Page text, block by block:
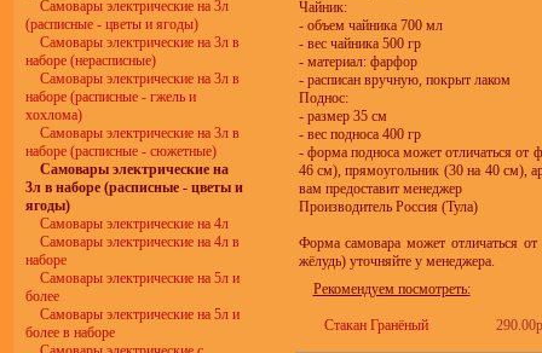
Самовары электрические на 3л
(расписные - цветы и ягоды)
Самовары электрические на 3л в
наборе (нерасписные)
Самовары электрические на 3л в
наборе (расписные - гжель и
хохлома)
Самовары электрические на 3л в
наборе (расписные - сюжетные)
Самовары электрические на
3л в наборе (расписные - цветы и
ягоды)
Самовары электрические на 4л
Самовары электрические на 4л в
наборе
Самовары электрические на 5л и
более
Самовары электрические на 5л и
более в наборе
Чайник:
- объем чайника 700 мл
- вес чайника 500 гр
- материал: фарфор
- расписан вручную, покрыт лаком
Поднос:
- размер 35 см
- вес подноса 400 гр
- форма подноса может отличаться
46 см), прямоугольник (30 на 40 см),
вам предоставит менеджер
Производитель Россия (Тула)
Форма самовара может отличаться
жёлудь) уточняйте у менеджера.
Рекомендуем посмотреть:
Стакан Гранёный